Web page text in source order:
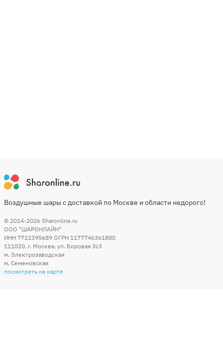
Воздушные шары с доставкой по Москве и области недорого!
© 2014-2026 Sharonline.ru
ООО "ШАРОНЛАЙН"
ИНН 7722395689 ОГРН 1177746361880
111020, г. Москва, ул. Боровая 3c3
м. Электрозаводская
м. Семеновская
посмотреть на карте